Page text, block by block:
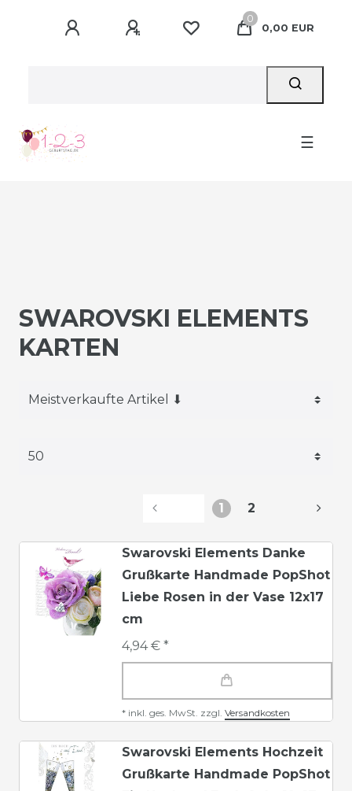
0
0,00 EUR
☰
SWAROVSKI ELEMENTS
KARTEN
1 2
Swarovski Elements Danke
Grußkarte Handmade PopShot
Liebe Rosen in der Vase 12x17
cm
4,94 € *
* inkl. ges. MwSt. zzgl. Versandkosten
Swarovski Elements Hochzeit
Grußkarte Handmade PopShot